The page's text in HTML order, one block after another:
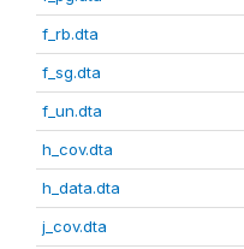
f_rb.dta
f_sg.dta
f_un.dta
h_cov.dta
h_data.dta
j_cov.dta